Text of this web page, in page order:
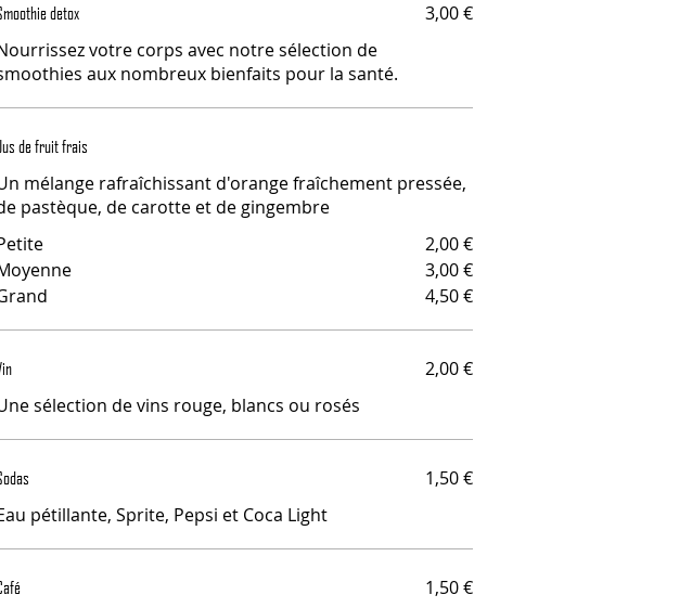
detox
votre corps avec notre sélection de
aux nombreux bienfaits pour la santé.
3,00 €
de fruit frais
mélange rafraîchissant d'orange fraîchement pressée,
pastèque, de carotte et de gingembre
2,00 €
3,00 €
4,50 €
sélection de vins rouge, blancs ou rosés
2,00 €
pétillante, Sprite, Pepsi et Coca Light
1,50 €
1,50 €